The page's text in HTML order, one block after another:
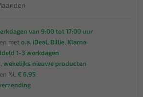
van 9:00 tot 17:00 uur
met o.a. iDeal, Billie, Klarna
1-3 werkdagen
wekelijks nieuwe producten
NL € 6,95